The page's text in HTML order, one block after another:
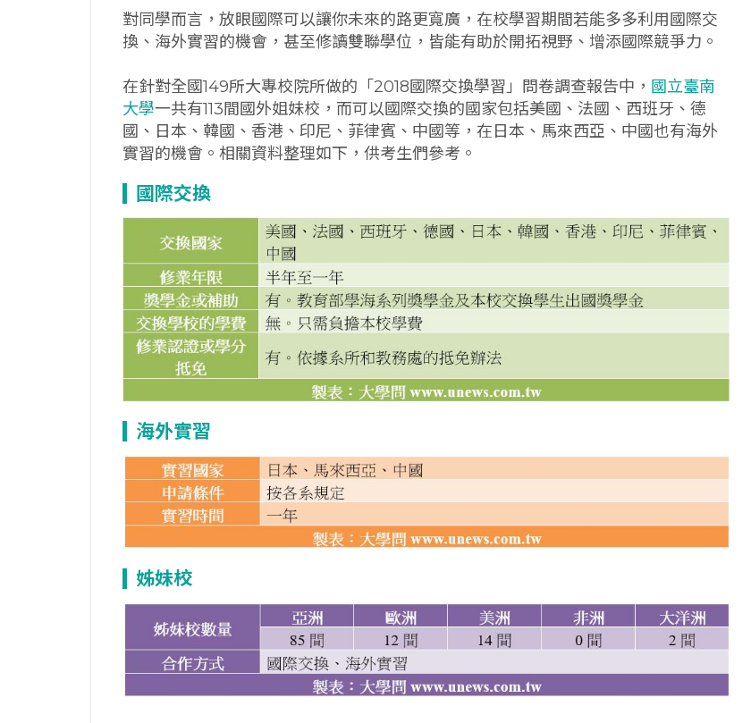
對同學而言，放眼國際可以讓你未來的路更寬廣，在校學習期間若能多多利用國際交
換、海外實習的機會，甚至修讀雙聯學位，皆能有助於開拓視野、增添國際競爭力。
在針對全國149所大專校院所做的「2018國際交換學習」問卷調查報告中， 國立臺南
大學一共有113間國外姐妹校，而可以國際交換的國家包括美國、法國、西班牙、德
國、日本、韓國、香港、印尼、菲律賓、中國等，在日本、馬來西亞、中國也有海外
實習的機會。相關資料整理如下，供考生們參考。
國際交換
海外實習
姊妹校